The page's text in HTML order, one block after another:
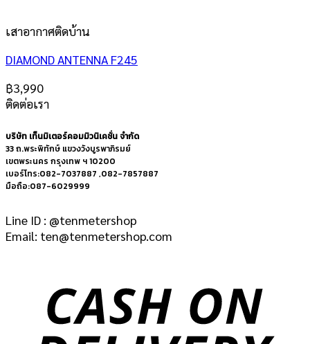
เสาอากาศติดบ้าน
DIAMOND ANTENNA F245
฿3,990
ติดต่อเรา
บริษัท เท็นมิเตอร์คอมมิวนิเคชั่น จำกัด
33 ถ.พระพิทักษ์ แขวงวังบูรพาภิรมย์
เขตพระนคร กรุงเทพ ฯ 10200
เบอร์โทร:082-7037887 ,082-7857887
มือถือ:087-6029999
Line ID : @tenmetershop
Email: ten@tenmetershop.com